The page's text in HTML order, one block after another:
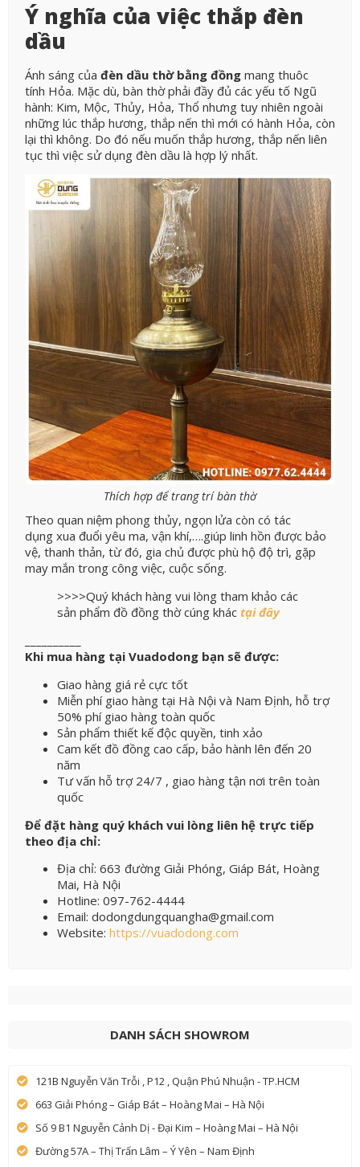
Ý nghĩa của việc thắp đèn
dầu
Ánh sáng của đèn dầu thờ bằng đồng mang thuôc
tính Hỏa. Mặc dù, bàn thờ phải đầy đủ các yếu tố Ngũ
hành: Kim, Mộc, Thủy, Hỏa, Thổ nhưng tuy nhiên ngoài
những lúc thắp hương, thắp nến thì mới có hành Hỏa, còn
lại thì không. Do đó nếu muốn thắp hương, thắp nến liên
tục thì việc sử dụng đèn dầu là hợp lý nhất.
Thích hợp để trang trí bàn thờ
Theo quan niệm phong thủy, ngọn lửa còn có tác
dụng xua đuổi yêu ma, vận khí,….giúp linh hồn được bảo
vệ, thanh thản, từ đó, gia chủ được phù hộ độ trì, gặp
may mắn trong công việc, cuộc sống.
>>>>Quý khách hàng vui lòng tham khảo các
sản phẩm đồ đồng thờ cúng khác tại đây
Khi mua hàng tại Vuadodong bạn sẽ được:
Giao hàng giá rẻ cực tốt
Miễn phí giao hàng tại Hà Nội và Nam Định, hỗ trợ
50% phí giao hàng toàn quốc
Sản phẩm thiết kế độc quyền, tinh xảo
Cam kết đồ đồng cao cấp, bảo hành lên đến 20
năm
Tư vấn hỗ trợ 24/7 , giao hàng tận nơi trên toàn
quốc
Để đặt hàng quý khách vui lòng liên hệ trực tiếp
theo địa chỉ:
Địa chỉ: 663 đường Giải Phóng, Giáp Bát, Hoàng
Mai, Hà Nội
Hotline: 097-762-4444
Email: dodongdungquangha@gmail.com
Website: https://vuadodong.com
DANH SÁCH SHOWROM
121B Nguyễn Văn Trỗi , P12 , Quận Phú Nhuận - TP.HCM
663 Giải Phóng – Giáp Bát – Hoàng Mai – Hà Nội
Số 9 B1 Nguyễn Cảnh Dị - Đại Kim – Hoàng Mai – Hà Nội
Đường 57A – Thị Trấn Lâm – Ý Yên – Nam Định